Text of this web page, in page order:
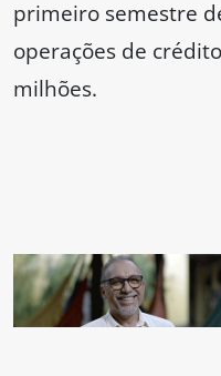
primeiro semestre
operações de
milhões.